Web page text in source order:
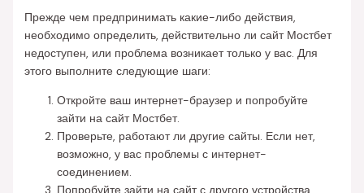
Прежде чем предпринимать какие-либо действия,
необходимо определить, действительно ли сайт Мостбет
недоступен, или проблема возникает только у вас. Для
этого выполните следующие шаги:
Откройте ваш интернет-браузер и попробуйте
зайти на сайт Мостбет.
Проверьте, работают ли другие сайты. Если нет,
возможно, у вас проблемы с интернет-
соединением.
Попробуйте зайти на сайт с другого устройства,